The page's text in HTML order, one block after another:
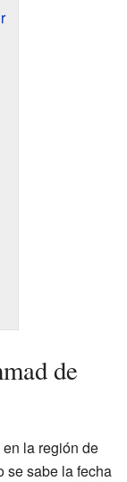
de
la región de
se sabe la fecha